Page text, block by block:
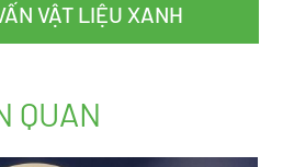
VẬT LIỆU XANH
QUAN